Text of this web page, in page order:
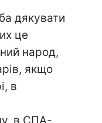
дякувати
це
народ,
якщо
в
в СПА-